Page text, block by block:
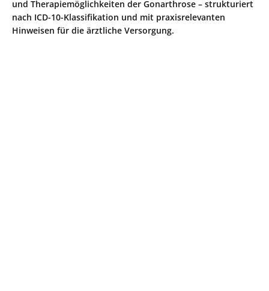
und Therapiemöglichkeiten der Gonarthrose – strukturiert
nach ICD-10-Klassifikation und mit praxisrelevanten
Hinweisen für die ärztliche Versorgung.